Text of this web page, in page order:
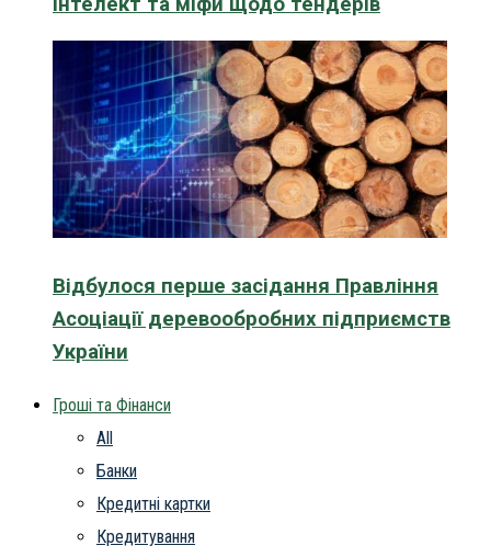
Відбулося перше засідання Правління
Асоціації деревообробних підприємств
України
Гроші та Фінанси
All
Банки
Кредитні картки
Кредитування